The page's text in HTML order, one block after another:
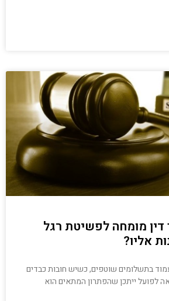
דין מומחה לפשיטת רגל
אליו?
בתשלומים שוטפים, כשיש חובות כבדים
לפועל ייתכן שהפתרון המתאים הוא